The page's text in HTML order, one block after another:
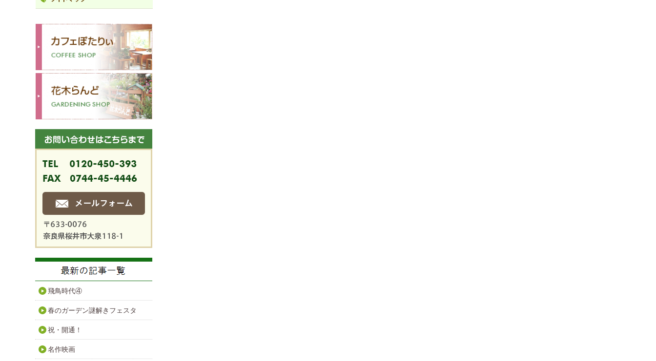
飛鳥時代④
春のガーデン謎解きフェスタ
祝・開通！
名作映画